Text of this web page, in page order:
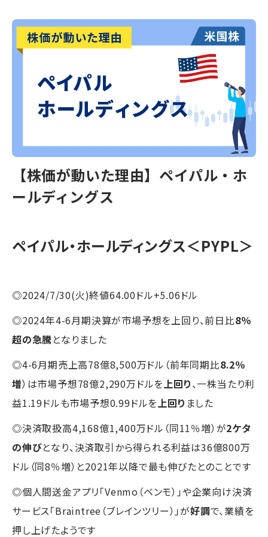
【株価が動いた理由】ペイパル・ホ
ールディングス
ペイパル・ホールディングス＜PYPL＞
◎2024/7/30(火)終値64.00ドル+5.06ドル
◎2024年4-6月期決算が市場予想を上回り、前日比8％
超の急騰となりました
◎4-6月期売上高78億8,500万ドル（前年同期比8.2％
増）は市場予想78億2,290万ドルを 上回り、一株当たり利
益1.19ドルも市場予想0.99ドルを 上回り ました
◎決済取扱高4,168億1,400万ドル（同11％増）が2ケタ
の伸びとなり、決済取引から得られる利益は36億800万
ドル（同8％増）と2021年以降で最も伸びたとのことです
◎個人間送金アプリ「Venmo（ベンモ）」や企業向け決済
サービス「Braintree（ブレインツリー）」が好調で、業績を
押し上げたようです